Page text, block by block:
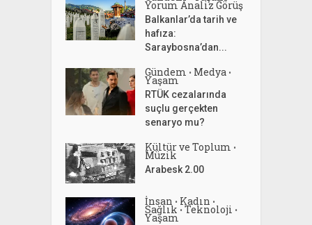
Yorum Analiz Görüş
Balkanlar’da tarih ve
hafıza:
Saraybosna’dan...
Gündem • Medya •
Yaşam
RTÜK cezalarında
suçlu gerçekten
senaryo mu?
Kültür ve Toplum •
Müzik
Arabesk 2.00
İnsan • Kadın •
Sağlık • Teknoloji •
Yaşam